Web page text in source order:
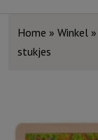
Home » Winkel »
stukjes